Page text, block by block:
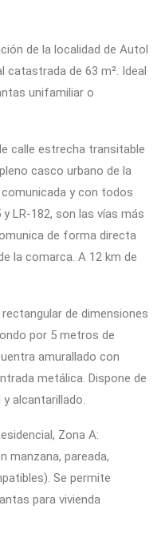
de la localidad de Autol
catastrada de 63 m². Ideal
unifamiliar o
calle estrecha transitable
casco urbano de la
y con todos
LR-182, son las vías más
de forma directa
la comarca. A 12 km de
de dimensiones
por 5 metros de
amurallado con
metálica. Dispone de
alcantarillado.
Zona A:
manzana, pareada,
Se permite
para vivienda